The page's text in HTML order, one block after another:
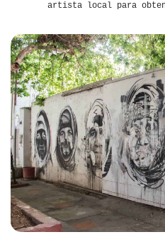
artista local para